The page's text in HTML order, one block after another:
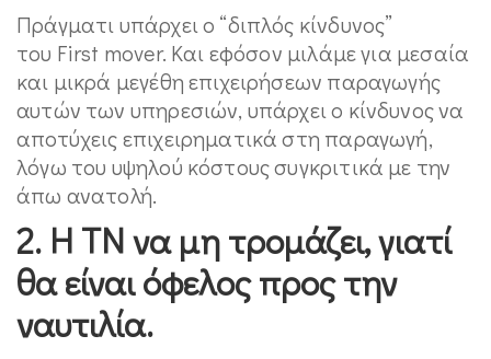
Πράγματι υπάρχει ο “διπλός κίνδυνος”
του First mover. Και εφόσον μιλάμε για μεσαία
και μικρά μεγέθη επιχειρήσεων παραγωγής
αυτών των υπηρεσιών, υπάρχει ο κίνδυνος να
αποτύχεις επιχειρηματικά στη παραγωγή,
λόγω του υψηλού κόστους συγκριτικά με την
άπω ανατολή.
2. Η ΤΝνα μη τρομάζει, γιατί
θα είναι όφελος προς την
ναυτιλία.